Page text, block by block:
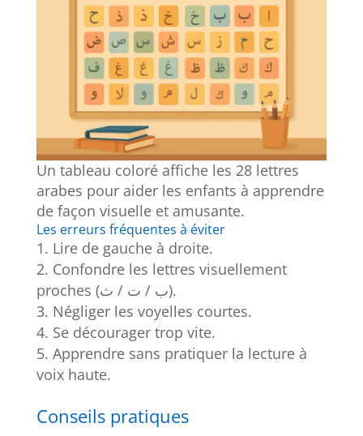
Un tableau coloré affiche les 28 lettres
arabes pour aider les enfants à apprendre
de façon visuelle et amusante.
Les erreurs fréquentes à éviter
Lire de gauche à droite.
Confondre les lettres visuellement
proches (ب / ت / ث).
Négliger les voyelles courtes.
Se décourager trop vite.
Apprendre sans pratiquer la lecture à
voix haute.
Conseils pratiques